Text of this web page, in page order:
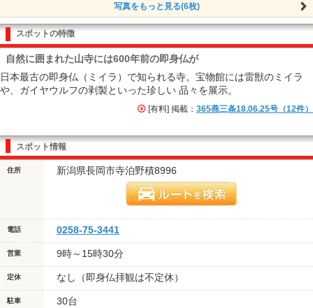
写真をもっと見る(6枚)
スポットの特徴
自然に囲まれた山寺には600年前の即身仏が
日本最古の即身仏（ミイラ）で知られる寺。宝物館には雷獣のミイラ
や、ガイヤウルフの剥製といった珍しい 品々を展示。
[有料] 掲載： 365燕三条18.06.25号（12件）
スポット情報
住所 新潟県長岡市寺泊野積8996
電話 0258-75-3441
営業 9時～15時30分
定休 なし（即身仏拝観は不定休）
駐車 30台